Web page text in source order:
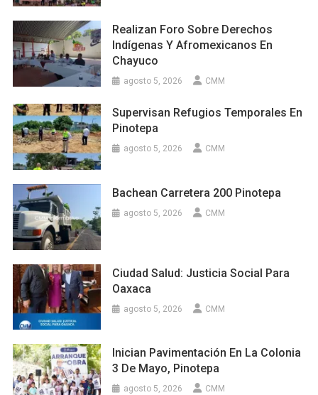
Realizan Foro Sobre Derechos
Indígenas Y Afromexicanos En
Chayuco
agosto 5, 2026 CMM
Supervisan Refugios Temporales En
Pinotepa
agosto 5, 2026 CMM
Bachean Carretera 200 Pinotepa
agosto 5, 2026 CMM
Ciudad Salud: Justicia Social Para
Oaxaca
agosto 5, 2026 CMM
Inician Pavimentación En La Colonia
3 De Mayo, Pinotepa
agosto 5, 2026 CMM